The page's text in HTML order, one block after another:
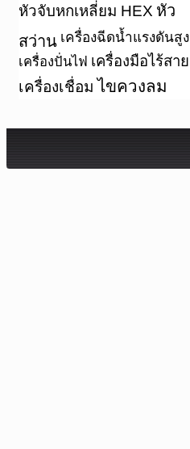
หัวจับหกเหลี่ยม HEX หัว
สว่าน เครื่องฉีดน้ำแรงดันสูง
เครื่องปั่นไฟ เครื่องมือไร้สาย
เครื่องเชื่อม ไขควงลม